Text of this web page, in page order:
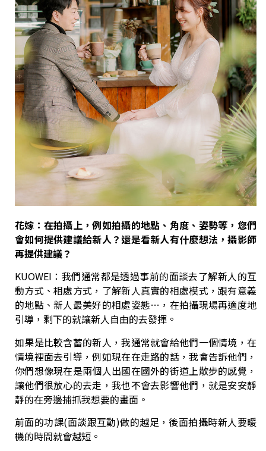
花嫁：在拍攝上，例如拍攝的地點、角度、姿勢等，您們
會如何提供建議給新人？還是看新人有什麼想法，攝影師
再提供建議？
KUOWEI：我們通常都是透過事前的面談去了解新人的互
動方式、相處方式，了解新人真實的相處模式，跟有意義
的地點、新人最美好的相處姿態…，在拍攝現場再適度地
引導，剩下的就讓新人自由的去發揮。
如果是比較含蓄的新人，我通常就會給他們一個情境，在
情境裡面去引導，例如現在在走路的話，我會告訴他們，
你們想像現在是兩個人出國在國外的街道上散步的感覺，
讓他們很放心的去走，我也不會去影響他們，就是安安靜
靜的在旁邊捕抓我想要的畫面。
前面的功課(面談跟互動)做的越足，後面拍攝時新人要暖
機的時間就會越短。